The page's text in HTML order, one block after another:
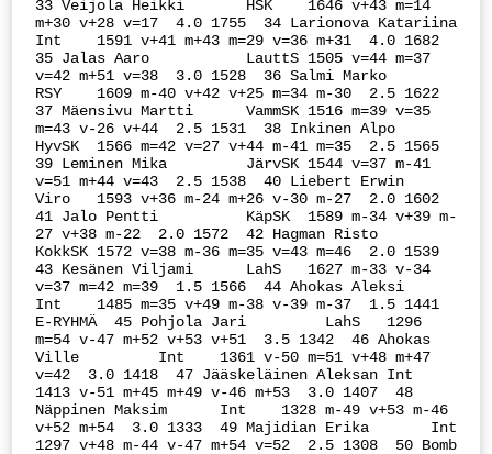
33 Veijola Heikki       HSK    1646 v+43 m=14
m+30 v+28 v=17  4.0 1755  34 Larionova Katariina
Int    1591 v+41 m+43 m=29 v=36 m+31  4.0 1682
35 Jalas Aaro           LauttS 1505 v=44 m=37
v=42 m+51 v=38  3.0 1528  36 Salmi Marko
RSY    1609 m-40 v+42 v+25 m=34 m-30  2.5 1622
37 Mäensivu Martti      VammSK 1516 m=39 v=35
m=43 v-26 v+44  2.5 1531  38 Inkinen Alpo
HyvSK  1566 m=42 v=27 v+44 m-41 m=35  2.5 1565
39 Leminen Mika         JärvSK 1544 v=37 m-41
v=51 m+44 v=43  2.5 1538  40 Liebert Erwin
Viro   1593 v+36 m-24 m+26 v-30 m-27  2.0 1602
41 Jalo Pentti          KäpSK  1589 m-34 v+39 m-
27 v+38 m-22  2.0 1572  42 Hagman Risto
KokkSK 1572 v=38 m-36 m=35 v=43 m=46  2.0 1539
43 Kesänen Viljami      LahS   1627 m-33 v-34
v=37 m=42 m=39  1.5 1566  44 Ahokas Aleksi
Int    1485 m=35 v+49 m-38 v-39 m-37  1.5 1441
E-RYHMÄ  45 Pohjola Jari         LahS   1296
m=54 v-47 m+52 v+53 v+51  3.5 1342  46 Ahokas
Ville         Int    1361 v-50 m=51 v+48 m+47
v=42  3.0 1418  47 Jääskeläinen Aleksan Int
1413 v-51 m+45 m+49 v-46 m+53  3.0 1407  48
Näppinen Maksim      Int    1328 m-49 v+53 m-46
v+52 m+54  3.0 1333  49 Majidian Erika       Int
1297 v+48 m-44 v-47 m+54 v=52  2.5 1308  50 Bomb